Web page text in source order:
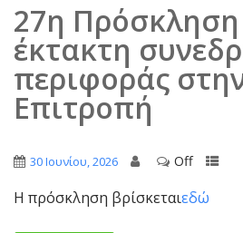
27η Πρόσκληση
έκτακτη
περιφοράς
Επιτροπή
30 Ιουνίου, 2026 Off
Η πρόσκληση βρίσκεταιεδώ